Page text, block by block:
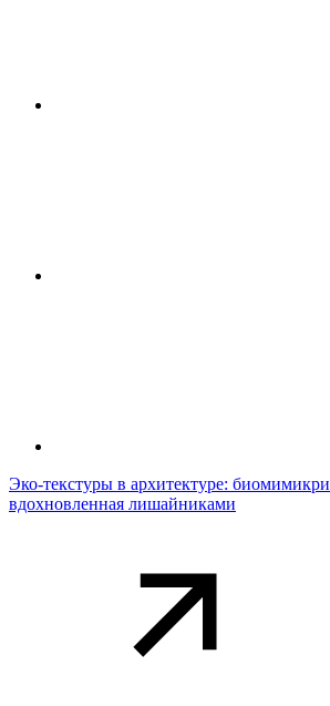
Эко-текстуры в архитектуре:
вдохновленная лишайниками